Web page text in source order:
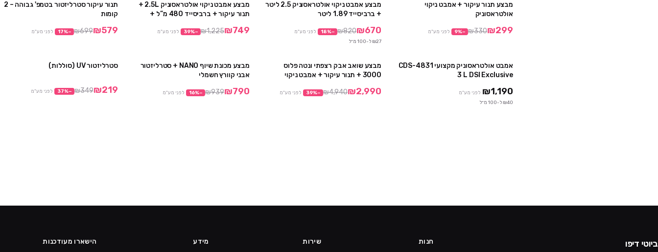
מבצע תנור עיקור + אמבט ניקוי
אולטראסוניק
₪299
₪330
−
9% לפני מע"מ
מבצע אמבט ניקוי אולטראסוניק 2.5 ליטר
+ ברביסייד 1.89 ליטר
₪670
₪820
−
18%
לפני מע"מ
₪27 ל-100 מ״ל
מבצע
מבצע אמבט ניקוי אולטראסוניק 2.5L +
תנור עיקור + ברביסייד 480 מ”ל +
₪749
₪1,225
−
39% לפני מע"מ
תנור עיקור סטרליזטור בטמפ' גבוהה – 2
קומות
₪579
₪699
−
17% לפני מע"מ
אמבט אולטראסוניק מקצועי CDS-4831
3 L DSI Exclusive
₪1,190 לפני מע"מ
₪40 ל-100 מ״ל
מבצע
מבצע שואב אבק רצפתי ונטה פלוס
3000 + תנור עיקור + אמבט ניקוי
₪2,990
₪4,940
−
39% לפני מע"מ
מבצע מכונת שיוף NANO + סטרליזטור
אבני קוורץ חשמלי
₪790
₪939
−
16% לפני מע"מ
סטרליזטור UV (סוללות)
₪219
₪349
−
37% לפני מע"מ
ביוטי דיפו חנות שירות מידע הישארו מעודכנות